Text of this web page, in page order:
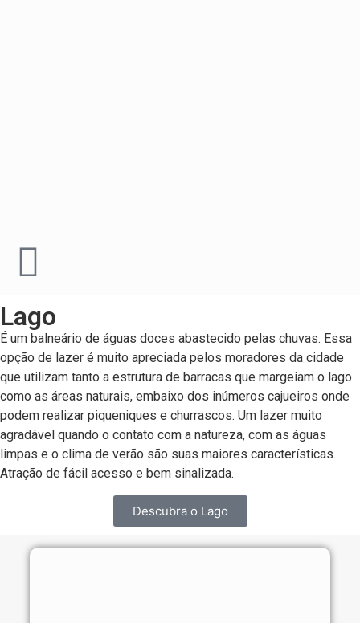
Lago
É um balneário de águas doces abastecido pelas chuvas. Essa
opção de lazer é muito apreciada pelos moradores da cidade
que utilizam tanto a estrutura de barracas que margeiam o lago
como as áreas naturais, embaixo dos inúmeros cajueiros onde
podem realizar piqueniques e churrascos. Um lazer muito
agradável quando o contato com a natureza, com as águas
limpas e o clima de verão são suas maiores características.
Atração de fácil acesso e bem sinalizada.
Descubra o Lago